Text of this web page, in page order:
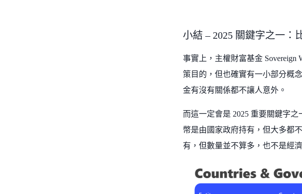
小結 – 2025 關鍵字之一：
事實上，主權財富基金 Sovereign
策目的，但也確實有一小部分概
金有沒有關係都不讓人意外。
而這一定會是 2025 重要關鍵字
幣是由國家政府持有，但大多都
有，但數量並不算多，也不是經